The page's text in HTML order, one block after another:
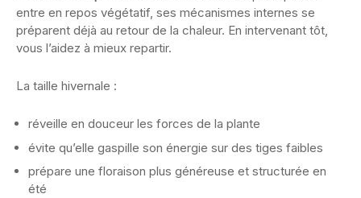
entre en repos végétatif, ses mécanismes internes se
préparent déjà au retour de la chaleur. En intervenant tôt,
vous l’aidez à mieux repartir.
La taille hivernale :
réveille en douceur les forces de la plante
évite qu’elle gaspille son énergie sur des tiges faibles
prépare une floraison plus généreuse et structurée en
été